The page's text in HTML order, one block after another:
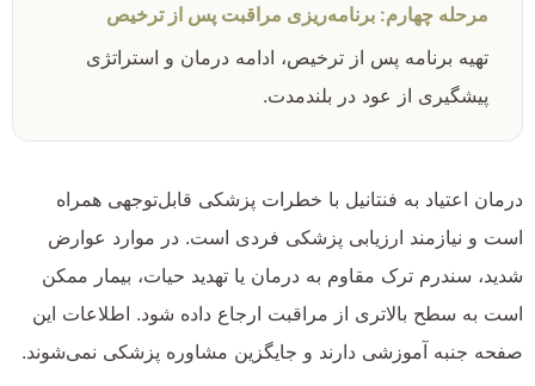
مرحله چهارم: برنامه‌ریزی مراقبت پس از ترخیص
تهیه برنامه پس از ترخیص، ادامه درمان و استراتژی
پیشگیری از عود در بلندمدت.
درمان اعتیاد به فنتانیل با خطرات پزشکی قابل‌توجهی همراه
است و نیازمند ارزیابی پزشکی فردی است. در موارد عوارض
شدید، سندرم ترک مقاوم به درمان یا تهدید حیات، بیمار ممکن
است به سطح بالاتری از مراقبت ارجاع داده شود. اطلاعات این
صفحه جنبه آموزشی دارند و جایگزین مشاوره پزشکی نمی‌شوند.